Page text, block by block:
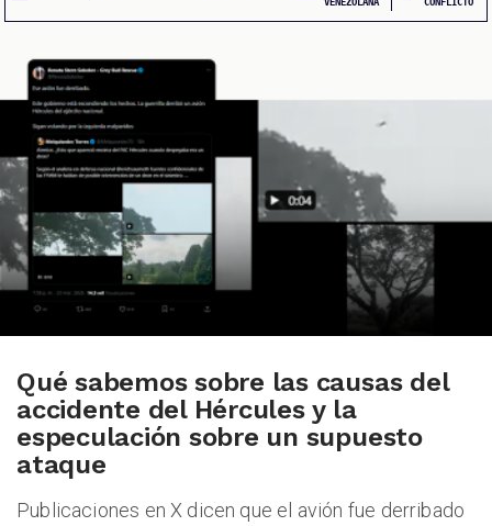
Qué sabemos sobre las causas del
accidente del Hércules y la
especulación sobre un supuesto
ataque
Publicaciones en X dicen que el avión fue derribado